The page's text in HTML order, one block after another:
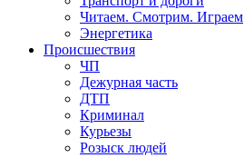
Читаем. Смотрим. Играем
Энергетика
Происшествия
ЧП
Дежурная часть
ДТП
Криминал
Курьезы
Розыск людей